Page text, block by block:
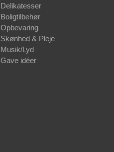
Delikatesser
Boligtilbehør
Opbevaring
Skønhed & Pleje
Musik/Lyd
Gave idéer